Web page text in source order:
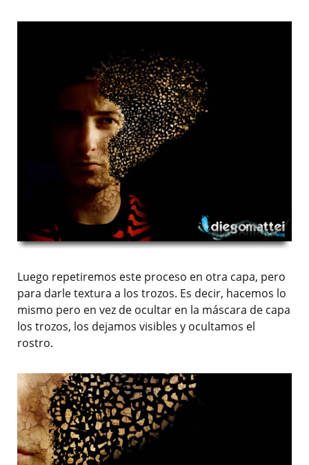
Luego repetiremos este proceso en otra capa, pero
para darle textura a los trozos. Es decir, hacemos lo
mismo pero en vez de ocultar en la máscara de capa
los trozos, los dejamos visibles y ocultamos el
rostro.